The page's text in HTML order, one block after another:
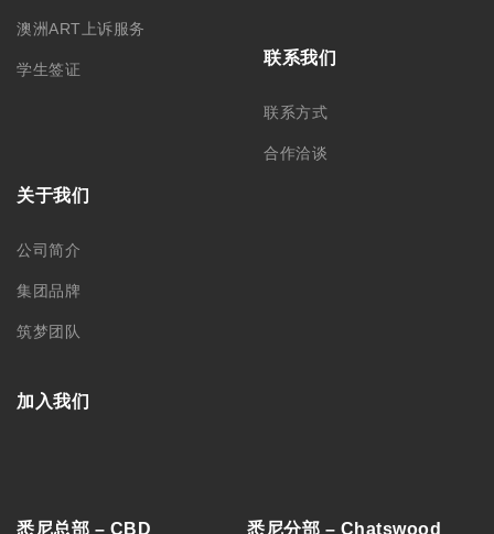
澳洲ART上诉服务
学生签证
联系我们
联系方式
合作洽谈
关于我们
公司简介
集团品牌
筑梦团队
加入我们
悉尼总部 – CBD 悉尼分部 – Chatswood